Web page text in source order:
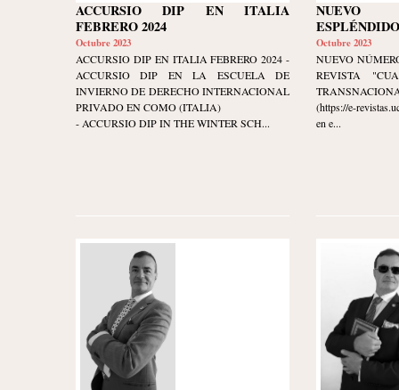
ACCURSIO DIP EN ITALIA
FEBRERO 2024
Octubre 2023
ACCURSIO DIP EN ITALIA FEBRERO 2024 -
ACCURSIO DIP EN LA ESCUELA DE
INVIERNO DE DERECHO INTERNACIONAL
PRIVADO EN COMO (ITALIA)
- ACCURSIO DIP IN THE WINTER SCH...
Octubre 2023
NUEVO
REVISTA
(https://e-
en e...